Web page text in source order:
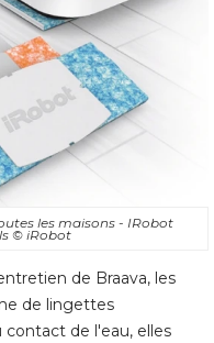
les maisons - IRobot
© iRobot
de Braava, les
de lingettes
de l'eau, elles